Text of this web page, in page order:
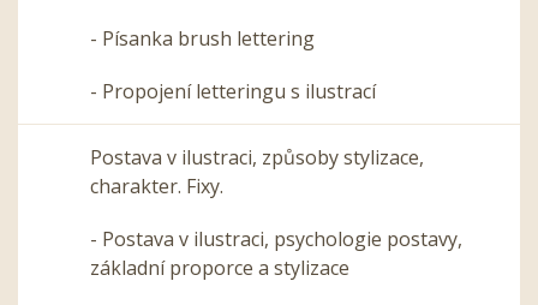
- Písanka brush lettering
- Propojení letteringu s ilustrací
Postava v ilustraci, způsoby stylizace,
charakter. Fixy.
- Postava v ilustraci, psychologie postavy,
základní proporce a stylizace